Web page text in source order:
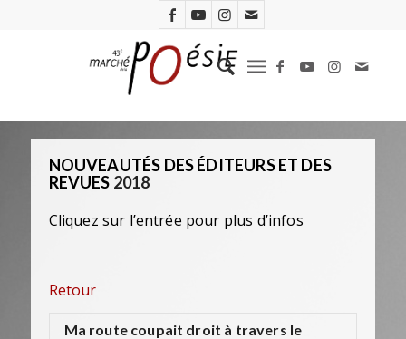
NOUVEAUTÉS DES ÉDITEURS ET DES
REVUES 2018
Cliquez sur l’entrée pour plus d’infos
Retour
Ma route coupait droit à travers le